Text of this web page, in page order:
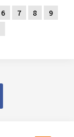
6 7 8
9